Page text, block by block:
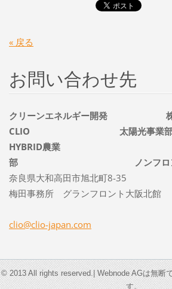
« 戻る
お問い合わせ先
クリーンエネルギー開発 株
CLIO 太陽光
HYBRID農業 熱プ
部 ノンフロンガス
奈良県大和高田市旭北町8-35
梅田事務所 グランフロント大阪北館
clio@clio-japan.com
© 2013 All rights reserved.| Webnode AGは無断
す。